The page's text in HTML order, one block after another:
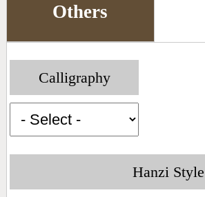
Others
Calligraphy
Hanzi Style